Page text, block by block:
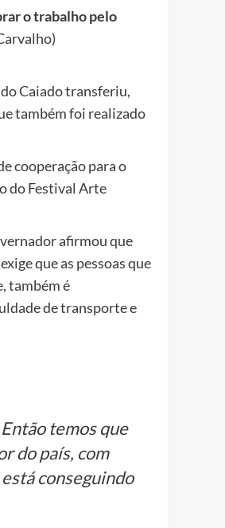
o trabalho pelo
Caiado transferiu,
também foi realizado
cooperação para o
do Festival Arte
afirmou que
que as pessoas que
também é
de transporte e
temos que
do país, com
conseguindo